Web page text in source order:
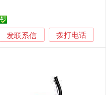
发联系信 拨打电话